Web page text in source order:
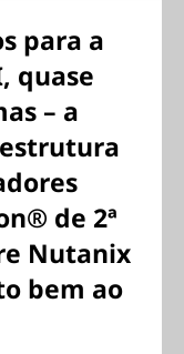
para a
quase
– a
de 2ª
Nutanix
bem ao